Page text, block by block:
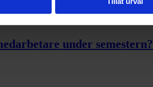
under semestern?